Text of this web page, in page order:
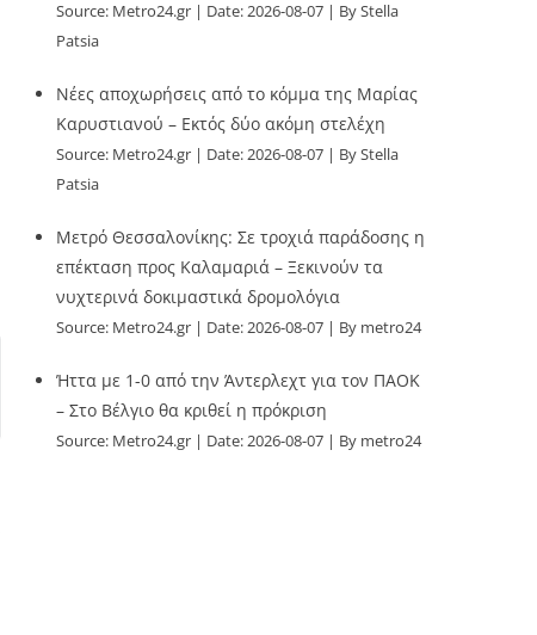
Source: Metro24.gr Date: 2026-08-07
By Stella
Patsia
Νέες αποχωρήσεις από το κόμμα της Μαρίας
Καρυστιανού – Εκτός δύο ακόμη στελέχη
Source: Metro24.gr Date: 2026-08-07
By Stella
Patsia
Μετρό Θεσσαλονίκης: Σε τροχιά παράδοσης η
επέκταση προς Καλαμαριά – Ξεκινούν τα
νυχτερινά δοκιμαστικά δρομολόγια
Source: Metro24.gr Date: 2026-08-07 By metro24
Ήττα με 1-0 από την Άντερλεχτ για τον ΠΑΟΚ
– Στο Βέλγιο θα κριθεί η πρόκριση
Source: Metro24.gr Date: 2026-08-07 By metro24